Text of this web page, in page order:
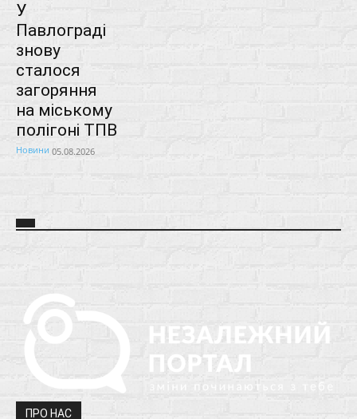
У
Павлограді
знову
сталося
загоряння
на міському
полігоні ТПВ
Новини 05.08.2026
ПРО НАС